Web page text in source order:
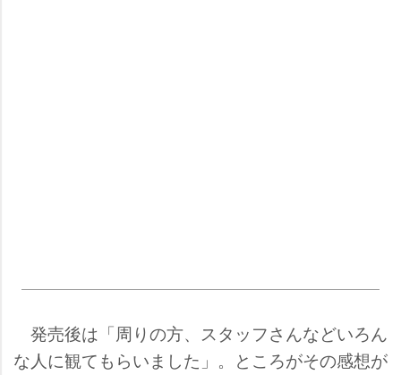
発売後は「周りの方、スタッフさんなどいろん
な人に観てもらいました」。ところがその感想が